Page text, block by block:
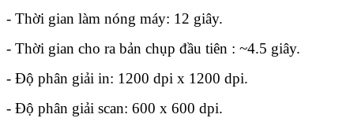
- Thời gian làm nóng máy: 12 giây.
- Thời gian cho ra bản chụp đầu tiên : ~4.5 giây.
- Độ phân giải in: 1200 dpi x 1200 dpi.
- Độ phân giải scan: 600 x 600 dpi.